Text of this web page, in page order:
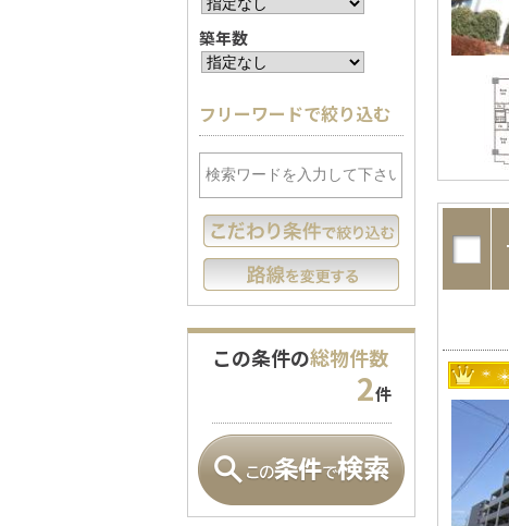
築年数
フリーワードで絞り込む
この条件の総物件数
2件